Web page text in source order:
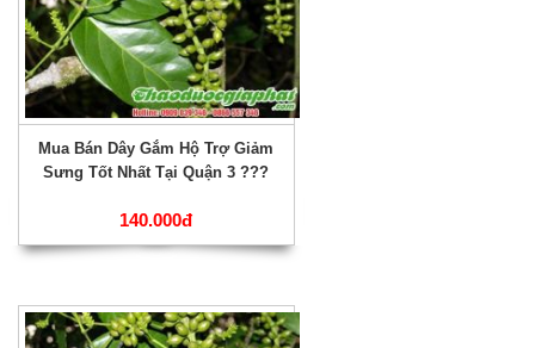
Mua Bán Dây Gắm Hộ Trợ Giảm
Sưng Tốt Nhất Tại Quận 3 ???
140.000đ